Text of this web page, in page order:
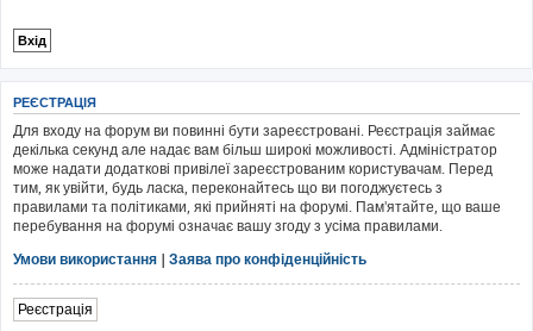
РЕЄСТРАЦІЯ
Для входу на форум ви повинні бути зареєстровані. Реєстрація займає
декілька секунд але надає вам більш широкі можливості. Адміністратор
може надати додаткові привілеї зареєстрованим користувачам. Перед
тим, як увійти, будь ласка, переконайтесь що ви погоджуєтесь з
правилами та політиками, які прийняті на форумі. Пам'ятайте, що ваше
перебування на форумі означає вашу згоду з усіма правилами.
Умови використання | Заява про конфіденційність
Реєстрація